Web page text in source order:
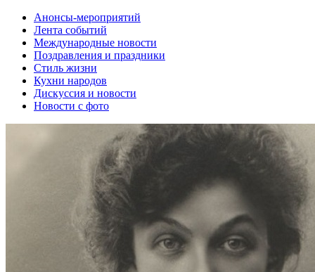
Анонсы-мероприятий
Лента событий
Международные новости
Поздравления и праздники
Cтиль жизни
Кухни народов
Дискуссия и новости
Новости с фото